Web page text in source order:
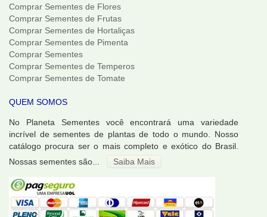
Comprar Sementes de Flores
Comprar Sementes de Frutas
Comprar Sementes de Hortaliças
Comprar Sementes de Pimenta
Comprar Sementes
Comprar Sementes de Temperos
Comprar Sementes de Tomate
QUEM SOMOS
No Planeta Sementes você encontrará uma variedade
incrível de sementes de plantas de todo o mundo. Nosso
catálogo procura ser o mais completo e exótico do Brasil.
Nossas sementes são...
Saiba Mais